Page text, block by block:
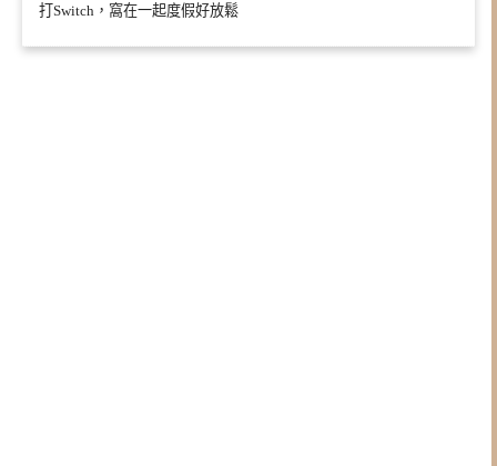
打Switch，窩在一起度假好放鬆